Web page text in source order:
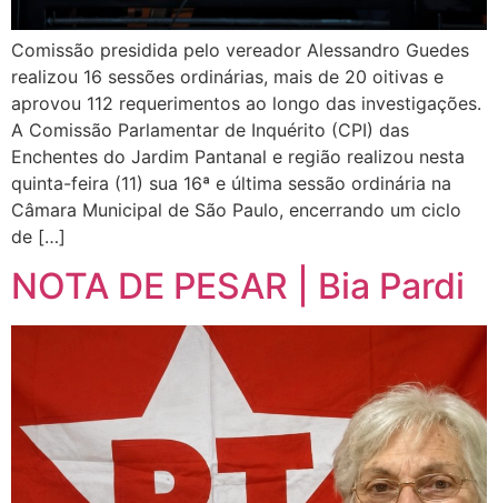
Comissão presidida pelo vereador Alessandro Guedes
realizou 16 sessões ordinárias, mais de 20 oitivas e
aprovou 112 requerimentos ao longo das investigações.
A Comissão Parlamentar de Inquérito (CPI) das
Enchentes do Jardim Pantanal e região realizou nesta
quinta-feira (11) sua 16ª e última sessão ordinária na
Câmara Municipal de São Paulo, encerrando um ciclo
de […]
NOTA DE PESAR | Bia Pardi